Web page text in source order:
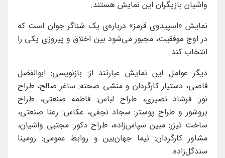
واشیان بازیگران این نمایش هستند.
نمایش «اسپیدوی قرمز» درباره‌ی یک شناگر جوان است که
در اوج موفقیت، مجبور می‌شود بین اخلاق و پیروزی یکی را
انتخاب کند.
دیگر عوامل این نمایش عبارتند از: بازنویسی: ابوالفضل
قاضی، دستیار کارگردان و منشی صحنه: ساغر صالح، طراح
نور: فرشاد نصیری، طراح لباس: فاطمه صنعتی، طراح
بروشور و طراح پوستر: سجاد نجفی، عکاس: رعنا صنعتی،
ساخت تیزر: مبین سپاس‌زاده، طراح دکور: مجتبی واشیان،
مشاور کارگردان: نیما جهان‌بین و روابط عمومی: رومینا
سندگل‌زاده.